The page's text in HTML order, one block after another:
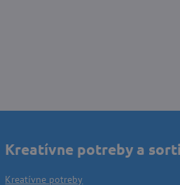
Kreatívne potreby a
Kreatívne potreby